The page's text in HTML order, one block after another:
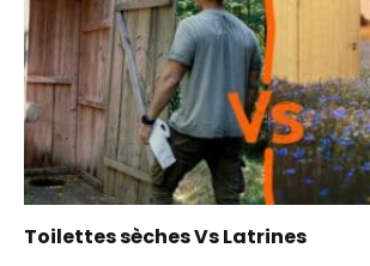
Toilettes sèches Vs Latrines